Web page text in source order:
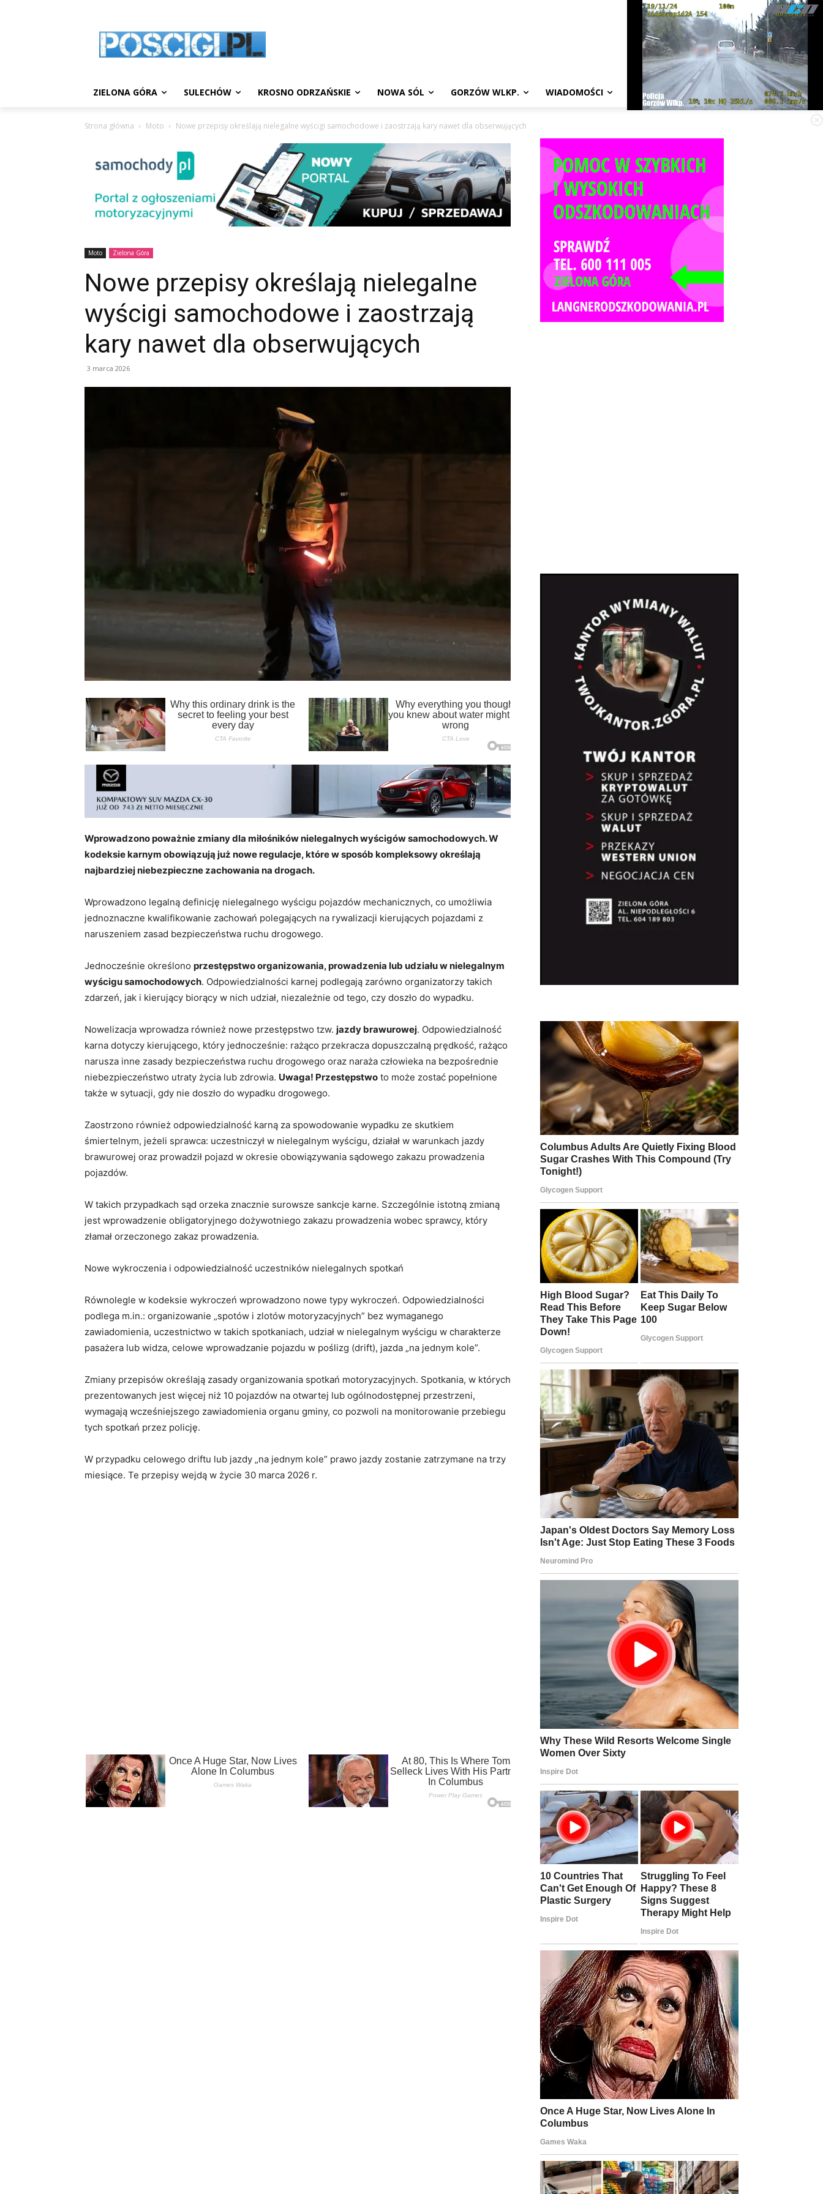
ZIELONA GÓRA SULECHÓW KROSNO ODRZAŃSKIE NOWA SÓL GORZÓW WLKP. WIADOMOŚCI
Strona główna Moto Nowe przepisy określają nielegalne wyścigi samochodowe i zaostrzają kary nawet dla obserwujących
Moto Zielona Góra
Nowe przepisy określają nielegalne
wyścigi samochodowe i zaostrzają
kary nawet dla obserwujących
3 marca 2026
Wprowadzono poważnie zmiany dla miłośników nielegalnych wyścigów samochodowych. W
kodeksie karnym obowiązują już nowe regulacje, które w sposób kompleksowy określają
najbardziej niebezpieczne zachowania na drogach.
Wprowadzono legalną definicję nielegalnego wyścigu pojazdów mechanicznych, co umożliwia
jednoznaczne kwalifikowanie zachowań polegających na rywalizacji kierujących pojazdami z
naruszeniem zasad bezpieczeństwa ruchu drogowego.
Jednocześnie określono przestępstwo organizowania, prowadzenia lub udziału w nielegalnym
wyścigu samochodowych. Odpowiedzialności karnej podlegają zarówno organizatorzy takich
zdarzeń, jak i kierujący biorący w nich udział, niezależnie od tego, czy doszło do wypadku.
Nowelizacja wprowadza również nowe przestępstwo tzw. jazdy brawurowej. Odpowiedzialność
karna dotyczy kierującego, który jednocześnie: rażąco przekracza dopuszczalną prędkość, rażąco
narusza inne zasady bezpieczeństwa ruchu drogowego oraz naraża człowieka na bezpośrednie
niebezpieczeństwo utraty życia lub zdrowia. Uwaga! Przestępstwo to może zostać popełnione
także w sytuacji, gdy nie doszło do wypadku drogowego.
Zaostrzono również odpowiedzialność karną za spowodowanie wypadku ze skutkiem
śmiertelnym, jeżeli sprawca: uczestniczył w nielegalnym wyścigu, działał w warunkach jazdy
brawurowej oraz prowadził pojazd w okresie obowiązywania sądowego zakazu prowadzenia
pojazdów.
W takich przypadkach sąd orzeka znacznie surowsze sankcje karne. Szczególnie istotną zmianą
jest wprowadzenie obligatoryjnego dożywotniego zakazu prowadzenia wobec sprawcy, który
złamał orzeczonego zakaz prowadzenia.
Nowe wykroczenia i odpowiedzialność uczestników nielegalnych spotkań
Równolegle w kodeksie wykroczeń wprowadzono nowe typy wykroczeń. Odpowiedzialności
podlega m.in.: organizowanie „spotów i zlotów motoryzacyjnych” bez wymaganego
zawiadomienia, uczestnictwo w takich spotkaniach, udział w nielegalnym wyścigu w charakterze
pasażera lub widza, celowe wprowadzanie pojazdu w poślizg (drift), jazda „na jednym kole”.
Zmiany przepisów określają zasady organizowania spotkań motoryzacyjnych. Spotkania, w których
prezentowanych jest więcej niż 10 pojazdów na otwartej lub ogólnodostępnej przestrzeni,
wymagają wcześniejszego zawiadomienia organu gminy, co pozwoli na monitorowanie przebiegu
tych spotkań przez policję.
W przypadku celowego driftu lub jazdy „na jednym kole” prawo jazdy zostanie zatrzymane na trzy
miesiące. Te przepisy wejdą w życie 30 marca 2026 r.